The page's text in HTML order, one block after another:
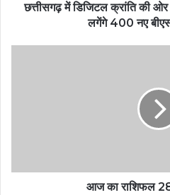
छत्तीसगढ़ में डिजिटल क्रांति की
लगेंगे 400 नए
आज का राशिफल